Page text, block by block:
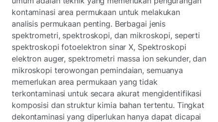
kontaminasi area permukaan untuk melakukan
analisis permukaan penting. Berbagai jenis
spektrometri, spektroskopi, dan mikroskopi, seperti
spektroskopi fotoelektron sinar X, Spektroskopi
elektron auger, spektrometri massa ion sekunder, dan
mikroskopi terowongan pemindaian, semuanya
memerlukan area permukaan yang tidak
terkontaminasi untuk secara akurat mengidentifikasi
komposisi dan struktur kimia bahan tertentu. Tingkat
dekontaminasi yang diperlukan hanya dapat dicapai